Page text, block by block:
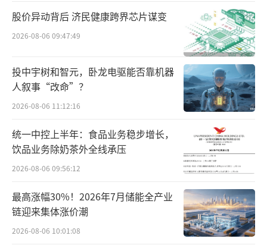
依托丰富场景和产业厚度 京东AI全面进军
物理世界
股价异动背后 济民健康跨界芯片谋变
2026-08-06 09:47:49
投中宇树和智元，卧龙电驱能否靠机器
人叙事“改命”？
2026-08-06 11:12:16
统一中控上半年：食品业务稳步增长，
饮品业务除奶茶外全线承压
2026-08-06 09:56:12
最高涨幅30%！2026年7月储能全产业
链迎来集体涨价潮
2026-08-06 10:01:08